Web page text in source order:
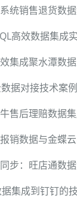
统销售退货数
高效数据集成
集成聚水潭数
据对接技术案例
售后理赔数据
销数据与金蝶
步：旺店通数
集成到钉钉的